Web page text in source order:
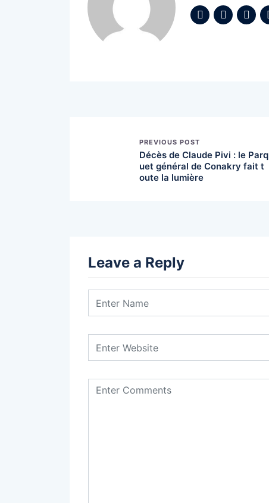
PREVIOUS POST
Décès de Claude Pivi : le Parq
uet général de Conakry fait t
oute la lumière
Leave a Reply